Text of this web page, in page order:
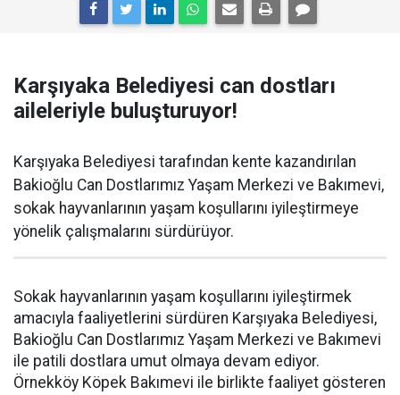
Karşıyaka Belediyesi can dostları
aileleriyle buluşturuyor!
Karşıyaka Belediyesi tarafından kente kazandırılan
Bakioğlu Can Dostlarımız Yaşam Merkezi ve Bakımevi,
sokak hayvanlarının yaşam koşullarını iyileştirmeye
yönelik çalışmalarını sürdürüyor.
Sokak hayvanlarının yaşam koşullarını iyileştirmek
amacıyla faaliyetlerini sürdüren Karşıyaka Belediyesi,
Bakioğlu Can Dostlarımız Yaşam Merkezi ve Bakımevi
ile patili dostlara umut olmaya devam ediyor.
Örnekköy Köpek Bakımevi ile birlikte faaliyet gösteren